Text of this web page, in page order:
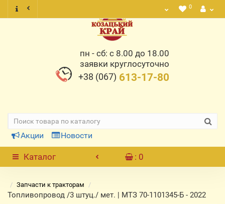
0
пн - сб: с 8.00 до 18.00
заявки круглосуточно
+38 (067) 613-17-80
Акции Новости
Каталог : 0
Запчасти к тракторам
Топливопровод /3 штуц./ мет. | МТЗ 70-1101345-Б - 2022